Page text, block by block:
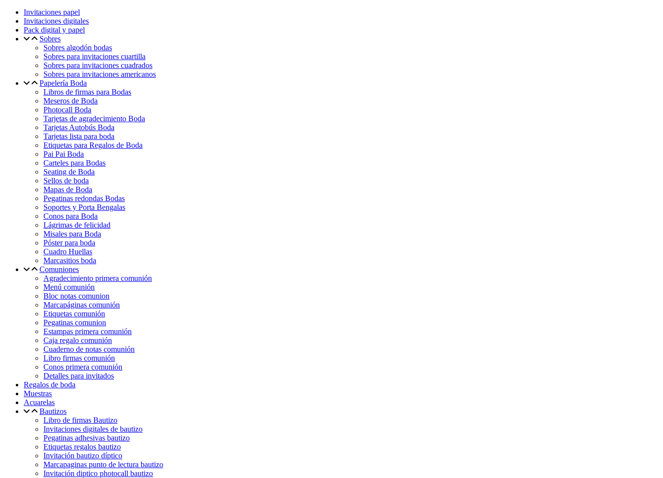
Invitaciones papel
Invitaciones digitales
Pack digital y papel
Sobres
Sobres algodón bodas
Sobres para invitaciones cuartilla
Sobres para invitaciones cuadrados
Sobres para invitaciones americanos
Papelería Boda
Libros de firmas para Bodas
Meseros de Boda
Photocall Boda
Tarjetas de agradecimiento Boda
Tarjetas Autobús Boda
Tarjetas lista para boda
Etiquetas para Regalos de Boda
Pai Pai Boda
Carteles para Bodas
Seating de Boda
Sellos de boda
Mapas de Boda
Pegatinas redondas Bodas
Soportes y Porta Bengalas
Conos para Boda
Lágrimas de felicidad
Misales para Boda
Póster para boda
Cuadro Huellas
Marcasitios boda
Comuniones
Agradecimiento primera comunión
Menú comunión
Bloc notas comunion
Marcapáginas comunión
Etiquetas comunión
Pegatinas comunion
Estampas primera comunión
Caja regalo comunión
Cuaderno de notas comunión
Libro firmas comunión
Conos primera comunión
Detalles para invitados
Regalos de boda
Muestras
Acuarelas
Bautizos
Libro de firmas Bautizo
Invitaciones digitales de bautizo
Pegatinas adhesivas bautizo
Etiquetas regalos bautizo
Invitación bautizo díptico
Marcapaginas punto de lectura bautizo
Invitación diptico photocall bautizo